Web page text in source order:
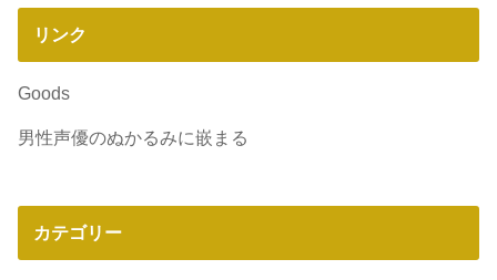
リンク
Goods
男性声優のぬかるみに嵌まる
カテゴリー